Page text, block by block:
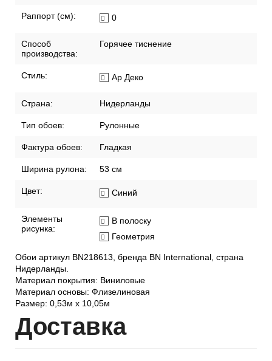
Раппорт (см): 0
Способ
производства:
Горячее тиснение
Стиль: Ар Деко
Страна: Нидерланды
Тип обоев: Рулонные
Фактура обоев: Гладкая
Ширина рулона: 53 см
Цвет: Синий
Элементы
рисунка:
В полоску
Геометрия
Обои артикул BN218613, бренда BN International, страна
Нидерланды.
Материал покрытия: Виниловые
Материал основы: Флизелиновая
Размер: 0,53м x 10,05м
Доставка